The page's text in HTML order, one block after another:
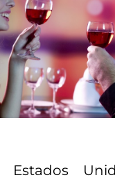
Estados